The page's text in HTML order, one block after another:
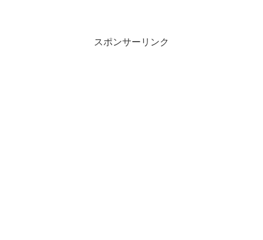
スポンサーリンク